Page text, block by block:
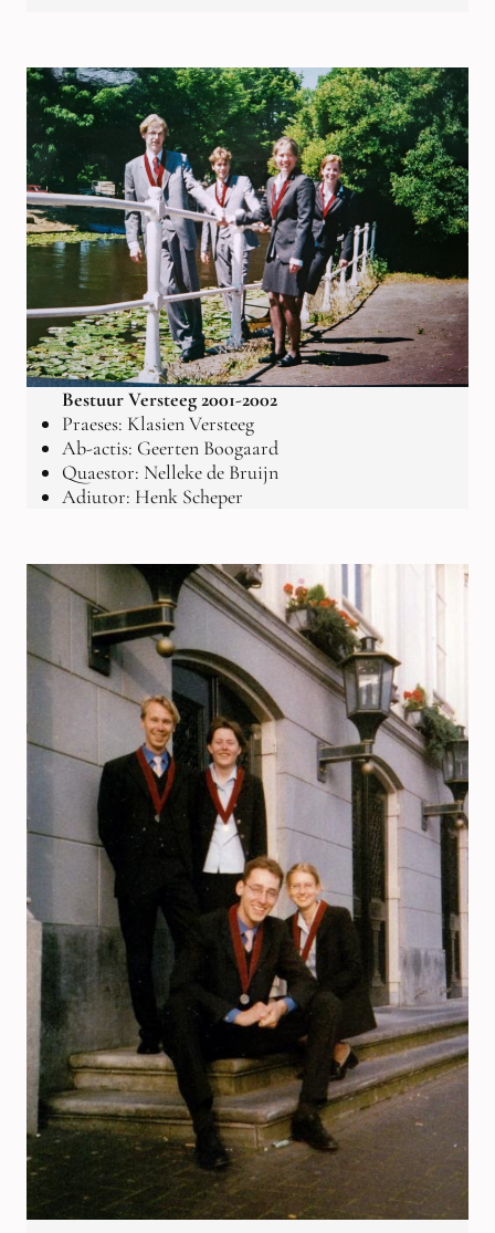
Bestuur Versteeg 2001-2002
Praeses: Klasien Versteeg
Ab-actis: Geerten Boogaard
Quaestor: Nelleke de Bruijn
Adiutor: Henk Scheper